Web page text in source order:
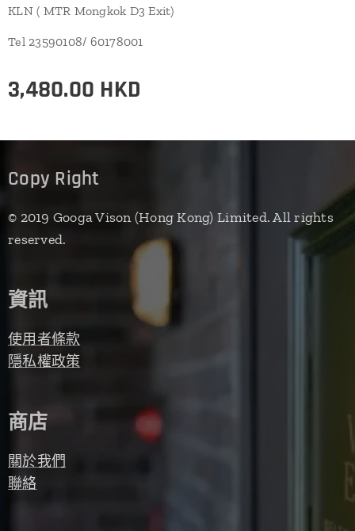
KLN ( MTR Mongkok D3 Exit)
Tel 23590108/ 60178001
3,480.00 HKD
Copy Right
© 2019 Googa Vison (Hong Kong) Limited. All rights
reserved.
資訊
使用者條款
隱私權政策
商店
關於我們
聯絡